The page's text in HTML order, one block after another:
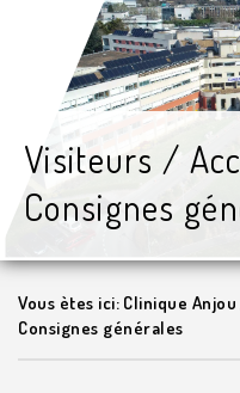
Visiteurs /
Consignes
Vous ètes ici: Clinique Anjou
Consignes générales